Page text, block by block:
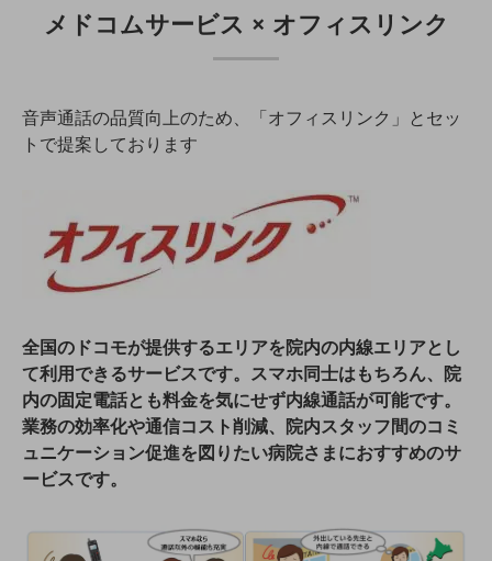
モビリティ
キーワードで探す
モバイルTOP
法人向けスマホ・携帯に関する、
製品TOP
ビジネス向けスマートフォン
タフネススマートフォン
データ通信製品
メドコムサービス × オフィスリンク
音声通話の品質向上のため、「オフィスリンク」とセッ
トで提案しております
全国のドコモが提供するエリアを院内の内線エリアとし
て利用できるサービスです。スマホ同士はもちろん、院
内の固定電話とも料金を気にせず内線通話が可能です。
業務の効率化や通信コスト削減、院内スタッフ間のコミ
ュニケーション促進を図りたい病院さまにおすすめのサ
ービスです。